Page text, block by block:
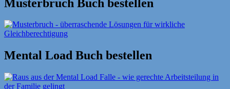
Musterbruch Buch bestellen
Mental Load Buch bestellen